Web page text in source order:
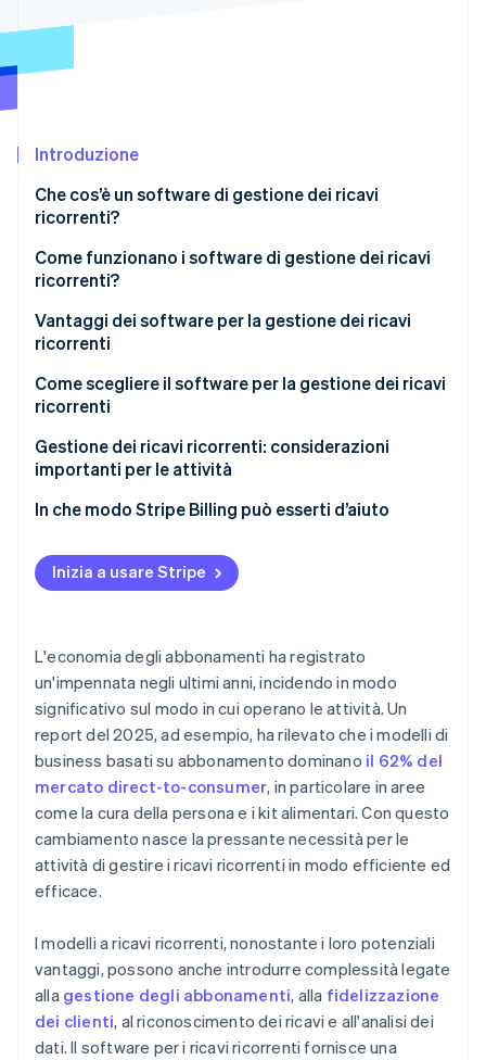
Prevenzione delle frodi
Climate
Identity
Verifica online dell'identità
Stripe Sessions 2026
Scopri come Stripe sta costruendo l'infrastruttura
Guarda ora
Introduzione
Che cos’è un software di gestione dei ricavi
ricorrenti?
Come funzionano i software di gestione dei ricavi
ricorrenti?
Vantaggi dei software per la gestione dei ricavi
ricorrenti
Come scegliere il software per la gestione dei ricavi
ricorrenti
Gestione dei ricavi ricorrenti: considerazioni
importanti per le attività
In che modo Stripe Billing può esserti d’aiuto
Inizia a usare Stripe
L'economia degli abbonamenti ha registrato
un'impennata negli ultimi anni, incidendo in modo
significativo sul modo in cui operano le attività. Un
report del 2025, ad esempio, ha rilevato che i modelli di
business basati su abbonamento dominano il 62% del
mercato direct-to-consumer, in particolare in aree
come la cura della persona e i kit alimentari. Con questo
cambiamento nasce la pressante necessità per le
attività di gestire i ricavi ricorrenti in modo efficiente ed
efficace.
I modelli a ricavi ricorrenti, nonostante i loro potenziali
vantaggi, possono anche introdurre complessità legate
alla gestione degli abbonamenti, alla fidelizzazione
dei clienti, al riconoscimento dei ricavi e all'analisi dei
dati. Il software per i ricavi ricorrenti fornisce una